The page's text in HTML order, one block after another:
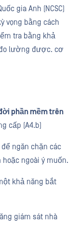
gia Anh (NCSC)
vọng bằng cách
tra bằng khả
lường được. cơ
phần mềm trên
cấp (A4.b)
để ngăn chặn các
ngoài ý muốn.
khả năng bắt
giám sát nhà